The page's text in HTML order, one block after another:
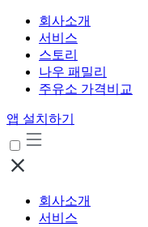
회사소개
서비스
스토리
나우 패밀리
주유소 가격비교
앱 설치하기
회사소개
서비스